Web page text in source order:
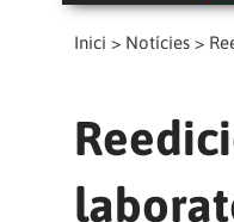
Inici > Notícies >